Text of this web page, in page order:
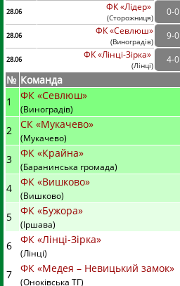
28.06
ФК «Лідер»
(Сторожниця)
0-0
28.06
ФК «Севлюш»
(Виноградів)
9-0
28.06
ФК «Лінці-Зірка»
(Лінці)
4-0
№ Команда
1
ФК «Севлюш»
(Виноградів)
2 СК «Мукачево»
(Мукачево)
3 ФК «Крайна»
(Баранинська громада)
4 ФК «Вишково»
(Вишково)
5 ФК «Бужора»
(Іршава)
6 ФК «Лінці-Зірка»
(Лінці)
7 ФК «Медея – Невицький замок»
(Оноківська ТГ)